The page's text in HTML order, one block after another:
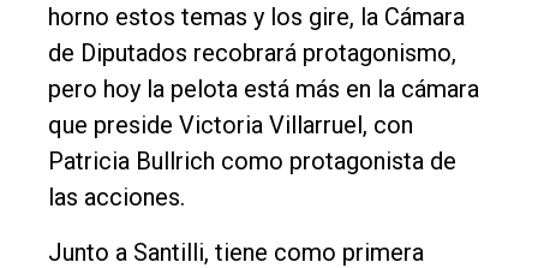
horno estos temas y los gire, la Cámara
de Diputados recobrará protagonismo,
pero hoy la pelota está más en la cámara
que preside Victoria Villarruel, con
Patricia Bullrich como protagonista de
las acciones.
Junto a Santilli, tiene como primera